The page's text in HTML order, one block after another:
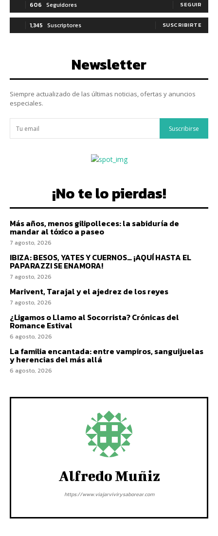
606 Seguidores SEGUIR
1,345 Suscriptores SUSCRIBIRTE
Newsletter
Siempre actualizado de las últimas noticias, ofertas y anuncios
especiales.
Suscribirse
¡No te lo pierdas!
Más años, menos gilipolleces: la sabiduría de
mandar al tóxico a paseo
7 agosto, 2026
IBIZA: BESOS, YATES Y CUERNOS… ¡AQUÍ HASTA EL
PAPARAZZI SE ENAMORA!
7 agosto, 2026
Marivent, Tarajal y el ajedrez de los reyes
7 agosto, 2026
¿Ligamos o Llamo al Socorrista? Crónicas del
Romance Estival
6 agosto, 2026
La familia encantada: entre vampiros, sanguijuelas
y herencias del más allá
6 agosto, 2026
Alfredo Muñiz
https://www.viajarvivirysaborear.com